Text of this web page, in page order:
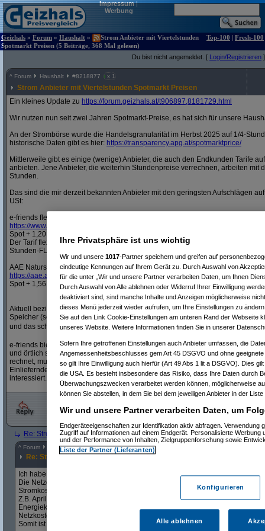
Impressum|
Werbung
Geizhals » Forum » Haushalt »
Strom Anbieter mit Viertelstunden
Spotmarkt Preisen (5 Beiträge, 368 Mal gelesen)
Top-100 | Fresh-100
Du bist nicht angemeldet. [ Login/Registrieren ]
^ Forum Haushalt #8218877 x 1
Strom Anbieter mit Viertelstunden Spotmarkt Preisen
Ein kleines Update zu https://forum.geizhals.at/t906897,8181729.html
Wir nutzen nun seit zwei Jahren Spotmarkt-Preise, es hat sich für unsere
An der Strombörse wurde die Handelsgranularität im Herbst 2025 auf 1/4-
historische Daten gibt es hier: https://transparency.apg.at/spotmarktprice/
Mittlerweile gibt es einige (wenige) Anbieter, die auch den Endkunden Tarife
anbieten. Jene Anbieter, die weiterhin Stundenpreise verrechnen, arbeiten mit
Stunden.
Das sind die mir derzeit bekannten Anbieter mit den geringsten Aufschlägen
USt:
e-friends flex15
https://www.efriends.at/
Spot + 1,20 ct/kWh, Grundgebühr 2,40 Euro/Monat
Der Tarif flex15 ist nur sichtbar, wenn man obigen Link vollständig aufruft.
Stunden-FLEX Tarif angezeigt.
AAE Naturspot 2.0
https://aae.at/ blog/ stromtarif/aae-natur-spot/
Spot + 1,56 ct/kWh, Grundgebühr 2,16 Euro/Monat
Aktuell beziehen wir bei AAE. Seit Mitte April nutzen wir im "Haupthaushalt"
Speicher (solarflow 2400 ac+). Der durchschnittliche Strompreis im Mai ging
und das schon länger vorhandene Balkonkraftwerk hat jetzt 100%
e-friends bietet mit den optionalen Community-Strom-Features ein paar
und örtlich selektiv von anderen E-Friends Teilnehmern zu beziehen. Ab wann
rechnet, muss man individuell ansehen - zusätzliche Grundgebühr und jeweils
Einliefernden und Beziehenden. Falls jemand schon e-friends Kunde ist, wär
interessiert. Gern auch Kunden-werben-Kunden möglich, falls die Aktion noch
Re: Strom Anbieter mit Viertelstunden Spotmarkt Preisen(ApALexam
^ Forum Haushalt #8219067
Re: Strom Anbieter mit Viertelstunden Spotmarkt Preisen
Ich habe seit 2 Jahren Spotty. Leider auch Wien Energie.
Die Netzgebühren für Wien Energie betragen monatlich die Hälfte (und
Stromkosten.
Z.B. April 2026:
Energiekosten 35,45 Euro
Netzkosten 36,23 Euro
Somit ist das Sparpotential sehr gering.
Ihre Privatsphäre ist uns wichtig
Wir und unsere 1017-Partner speichern und greifen auf
eindeutige Kennungen auf Ihrem Gerät zu. Durch Auswahl von
für die unter „Wir und unsere Partner verarbeiten Daten, um Ihnen
Durch Auswahl von Alle ablehnen oder Widerruf Ihrer Einwilligung
deaktiviert sind, sind manche Inhalte und Anzeigen möglicherweise
dieses Menü jederzeit wieder aufrufen, um Ihre Einstellungen zu
Sie auf den Link Cookie-Einstellungen am unteren Rand der Webseite
unseres Website. Weitere Informationen finden Sie in unserer
Sofern Ihre getroffenen Einstellungen auch Anbieter umfassen, die
Angemessenheitsbeschlusses gem Art 45 DSGVO und ohne
so gilt Ihre Einwilligung auch hierfür (Art 49 Abs 1 lit a DSGVO). Dies
die USA. Es besteht insbesondere das Risiko, dass Ihre Daten durch
Überwachungszwecken verarbeitet werden können, möglicherweise
können Sie abstellen, in dem Sie bei dem jeweiligen Anbieter in der
Wir und unsere Partner verarbeiten Daten, um
Endgeräteeigenschaften zur Identifikation aktiv abfragen. Verwendung
Zugriff auf Informationen auf einem Endgerät. Personalisierte Werbung
und der Performance von Inhalten, Zielgruppenforschung sowie
Liste der Partner (Lieferanten)
Konfigurieren
Alle ablehnen